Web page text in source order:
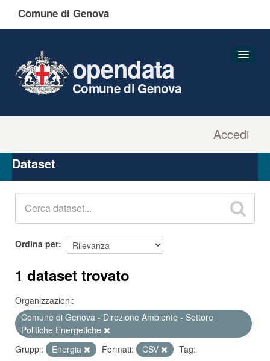
Comune di Genova
Accedi
opendata
Comune di Genova
Organizzazioni
Gruppi
Dataset
Ordina per
1 dataset trovato
Organizzazioni:
Comune di Genova - Direzione Ambiente - Settore
Politiche Energetiche
Gruppi:
Energia Formati: CSV
Tag: